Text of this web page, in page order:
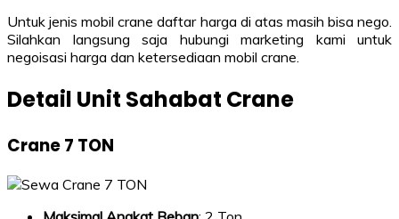
Untuk jenis mobil crane daftar harga di atas masih bisa nego.
Silahkan langsung saja hubungi marketing kami untuk
negoisasi harga dan ketersediaan mobil crane.
Detail Unit Sahabat Crane
Crane 7 TON